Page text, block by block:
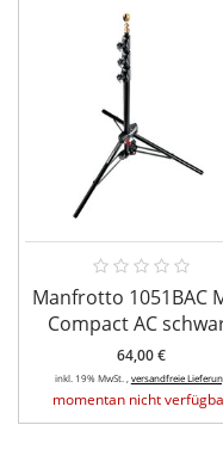
Manfrotto 1051BAC
Compact AC
64,00 €
inkl. 19% MwSt. , versandfreie
momentan nicht